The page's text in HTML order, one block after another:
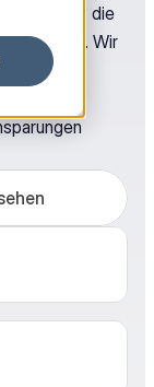
Plattform, die
Wir
und